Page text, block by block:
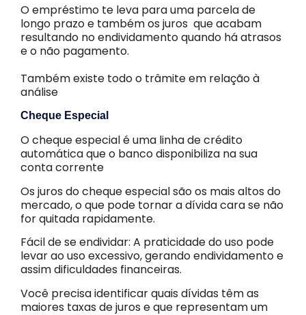
O empréstimo te leva para uma parcela de
longo prazo e também os juros que acabam
resultando no endividamento quando há atrasos
e o não pagamento.
Também existe todo o trâmite em relação à
análise
Cheque Especial
O cheque especial é uma linha de crédito
automática que o banco disponibiliza na sua
conta corrente
Os juros do cheque especial são os mais altos do
mercado, o que pode tornar a dívida cara se não
for quitada rapidamente.
Fácil de se endividar: A praticidade do uso pode
levar ao uso excessivo, gerando endividamento e
assim dificuldades financeiras.
Você precisa identificar quais dívidas têm as
maiores taxas de juros e que representam um